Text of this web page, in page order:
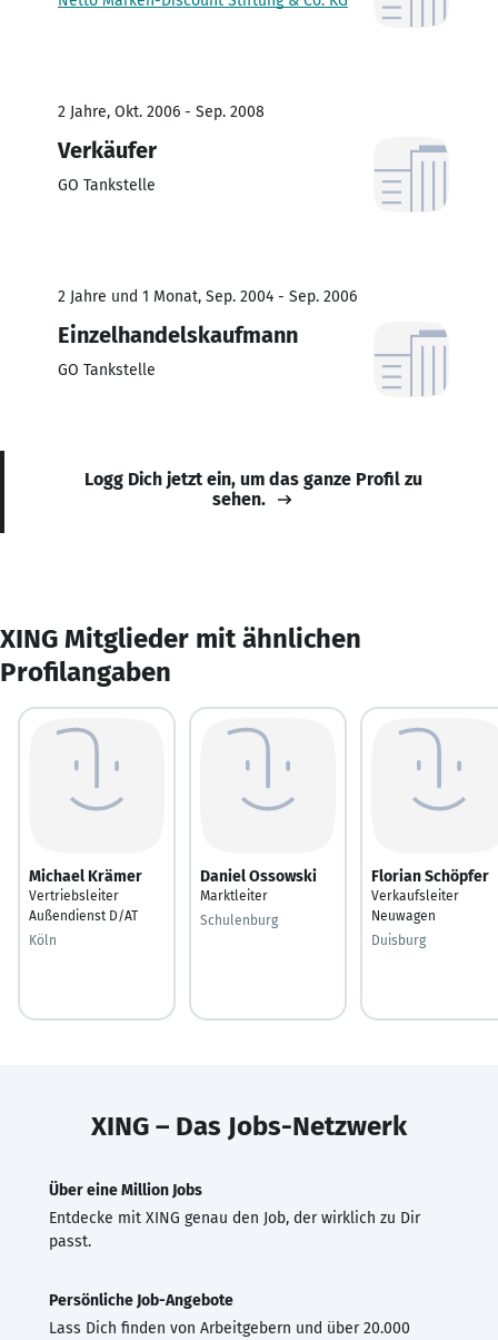
2 Jahre, Okt. 2006 - Sep. 2008
Verkäufer
GO Tankstelle
2 Jahre und 1 Monat, Sep. 2004 - Sep. 2006
Einzelhandelskaufmann
GO Tankstelle
Logg Dich jetzt ein, um das ganze Profil zu
sehen.
XING Mitglieder mit ähnlichen
Profilangaben
Michael Krämer
Vertriebsleiter
Außendienst D/AT
Köln
Daniel Ossowski
Marktleiter
Schulenburg
Florian Schöpfer
Verkaufsleiter
Neuwagen
Duisburg
XING – Das Jobs-Netzwerk
Über eine Million Jobs
Entdecke mit XING genau den Job, der wirklich zu Dir
passt.
Persönliche Job-Angebote
Lass Dich finden von Arbeitgebern und über 20.000